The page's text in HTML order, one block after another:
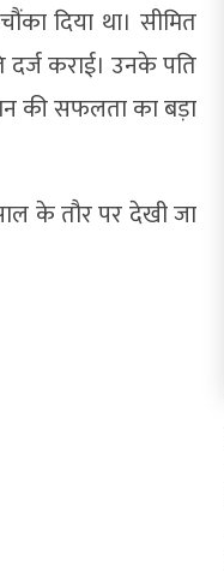
दिया था। सीमित
कराई। उनके पति
की सफलता का बड़ा
के तौर पर देखी जा